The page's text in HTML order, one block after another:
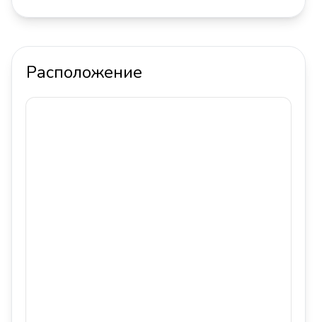
Расположение